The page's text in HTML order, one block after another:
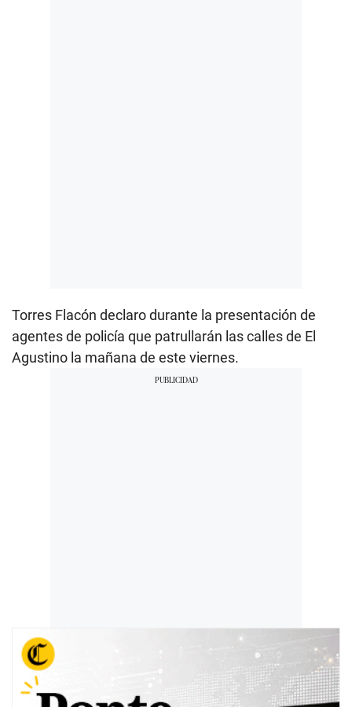
Torres Flacón declaro durante la presentación de
agentes de policía que patrullarán las calles de El
Agustino la mañana de este viernes.